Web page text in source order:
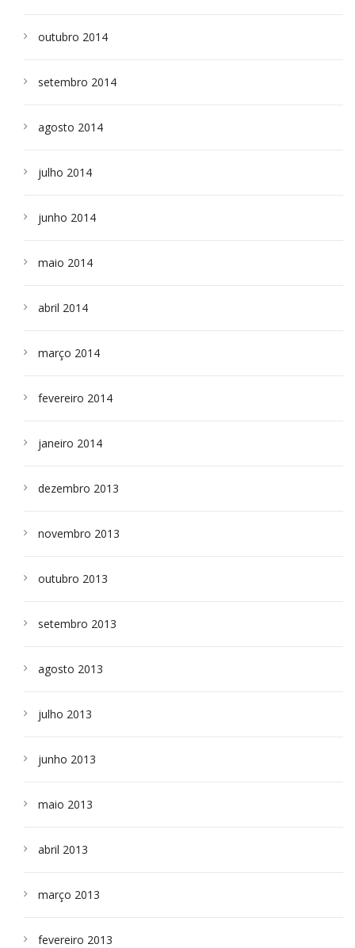
outubro 2014
setembro 2014
agosto 2014
julho 2014
junho 2014
maio 2014
abril 2014
março 2014
fevereiro 2014
janeiro 2014
dezembro 2013
novembro 2013
outubro 2013
setembro 2013
agosto 2013
julho 2013
junho 2013
maio 2013
abril 2013
março 2013
fevereiro 2013